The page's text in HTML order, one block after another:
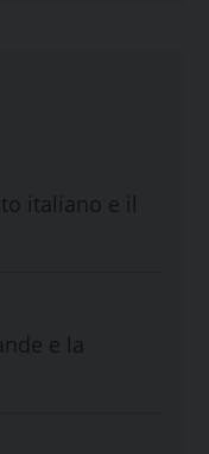
italiano e il
e la